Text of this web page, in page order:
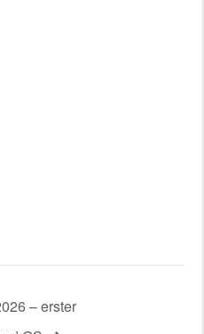
– erster